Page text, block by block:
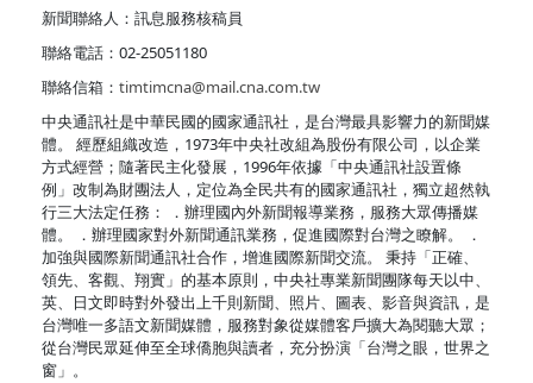
新聞聯絡人：訊息服務核稿員
聯絡電話：02-25051180
聯絡信箱： timtimcna@mail.cna.com.tw
中央通訊社是中華民國的國家通訊社，是台灣最具影響力的新聞媒
體。 經歷組織改造，1973年中央社改組為股份有限公司，以企業
方式經營；隨著民主化發展，1996年依據「中央通訊社設置條
例」改制為財團法人，定位為全民共有的國家通訊社，獨立超然執
行三大法定任務： ．辦理國內外新聞報導業務，服務大眾傳播媒
體。 ．辦理國家對外新聞通訊業務，促進國際對台灣之瞭解。 ．
加強與國際新聞通訊社合作，增進國際新聞交流。 秉持「正確、
領先、客觀、翔實」的基本原則，中央社專業新聞團隊每天以中、
英、日文即時對外發出上千則新聞、照片、圖表、影音與資訊，是
台灣唯一多語文新聞媒體，服務對象從媒體客戶擴大為閱聽大眾；
從台灣民眾延伸至全球僑胞與讀者，充分扮演「台灣之眼，世界之
窗」。